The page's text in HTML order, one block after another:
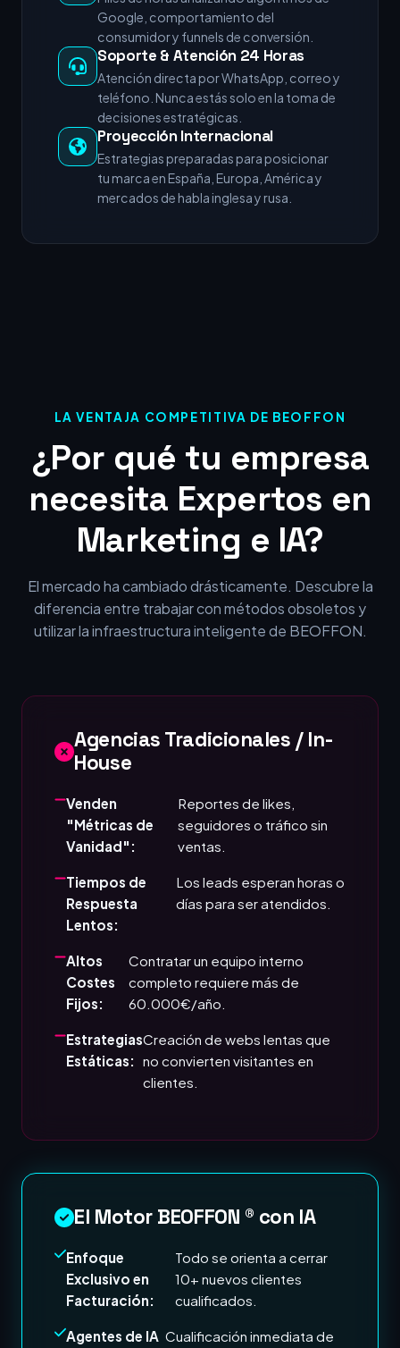
Google, comportamiento del
consumidor y funnels de conversión.
Soporte & Atención 24 Horas
Atención directa por WhatsApp, correo y
teléfono. Nunca estás solo en la toma de
decisiones estratégicas.
Proyección Internacional
Estrategias preparadas para posicionar
tu marca en España, Europa, América y
mercados de habla inglesa y rusa.
LA VENTAJA COMPETITIVA DE BEOFFON
¿Por qué tu empresa
necesita Expertos en
Marketing e IA?
El mercado ha cambiado drásticamente. Descubre la
diferencia entre trabajar con métodos obsoletos y
utilizar la infraestructura inteligente de BEOFFON.
Agencias Tradicionales / In-
House
Venden
"Métricas de
Vanidad":
Reportes de likes,
seguidores o tráfico sin
ventas.
Tiempos de
Respuesta
Lentos:
Los leads esperan horas o
días para ser atendidos.
Altos
Costes
Fijos:
Contratar un equipo interno
completo requiere más de
60.000€/año.
Estrategias
Estáticas:
Creación de webs lentas que
no convierten visitantes en
clientes.
El Motor BEOFFON ® con IA
Enfoque
Exclusivo en
Facturación:
Todo se orienta a cerrar
10+ nuevos clientes
cualificados.
Agentes de IA Cualificación inmediata de